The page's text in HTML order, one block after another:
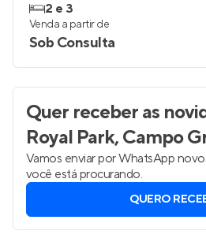
2 e 3
Venda a partir de
Sob Consulta
Quer receber as
Royal Park, Campo
Vamos enviar por WhatsApp
você está procurando.
QUERO